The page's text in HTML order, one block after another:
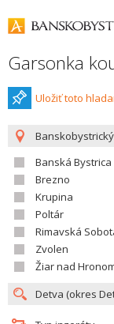
Garsonka
Uložiť toto
Banskobystrický
Banská Bystrica
Brezno
Krupina
Poltár
Rimavská
Zvolen
Žiar nad